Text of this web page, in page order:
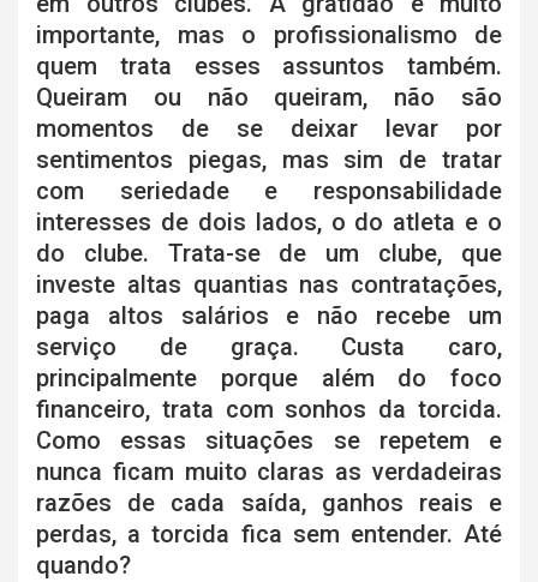
importante, mas o profissionalismo de
quem trata esses assuntos também.
Queiram ou não queiram, não são
momentos de se deixar levar por
sentimentos piegas, mas sim de tratar
com seriedade e responsabilidade
interesses de dois lados, o do atleta e o
do clube. Trata-se de um clube, que
investe altas quantias nas contratações,
paga altos salários e não recebe um
serviço de graça. Custa caro,
principalmente porque além do foco
financeiro, trata com sonhos da torcida.
Como essas situações se repetem e
nunca ficam muito claras as verdadeiras
razões de cada saída, ganhos reais e
perdas, a torcida fica sem entender. Até
quando?